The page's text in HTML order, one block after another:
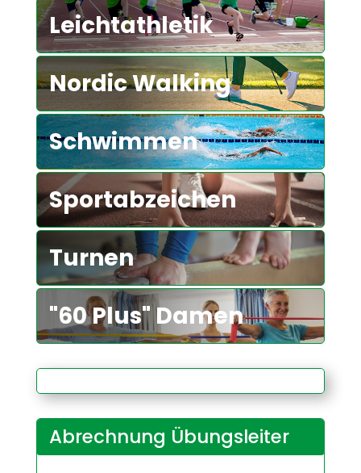
Leichtathletik
Nordic Walking
Schwimmen
Sportabzeichen
Turnen
"60 Plus" Damen
Abrechnung Übungsleiter